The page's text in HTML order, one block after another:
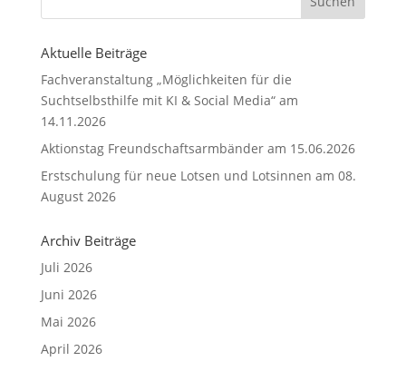
Aktuelle Beiträge
Fachveranstaltung „Möglichkeiten für die
Suchtselbsthilfe mit KI & Social Media“ am
14.11.2026
Aktionstag Freundschaftsarmbänder am 15.06.2026
Erstschulung für neue Lotsen und Lotsinnen am 08.
August 2026
Archiv Beiträge
Juli 2026
Juni 2026
Mai 2026
April 2026